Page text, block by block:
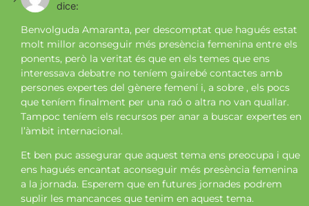
dice:
Benvolguda Amaranta, per descomptat que hagués estat
molt millor aconseguir més presència femenina entre els
ponents, però la veritat és que en els temes que ens
interessava debatre no teníem gairebé contactes amb
persones expertes del gènere femení i, a sobre , els pocs
que teníem finalment per una raó o altra no van quallar.
Tampoc teníem els recursos per anar a buscar expertes en
l’àmbit internacional.
Et ben puc assegurar que aquest tema ens preocupa i que
ens hagués encantat aconseguir més presència femenina
a la jornada. Esperem que en futures jornades podrem
suplir les mancances que tenim en aquest tema.